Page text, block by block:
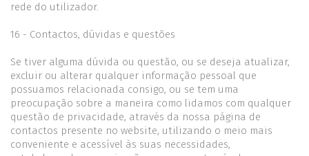
rede do utilizador.
16 - Contactos, dúvidas e questões
Se tiver alguma dúvida ou questão, ou se deseja atualizar,
excluir ou alterar qualquer informação pessoal que
possuamos relacionada consigo, ou se tem uma
preocupação sobre a maneira como lidamos com qualquer
questão de privacidade, através da nossa página de
contactos presente no website, utilizando o meio mais
conveniente e acessível às suas necessidades,